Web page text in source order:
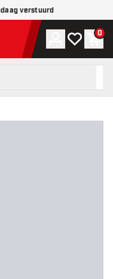
verstuurd
Account
Mijn 0